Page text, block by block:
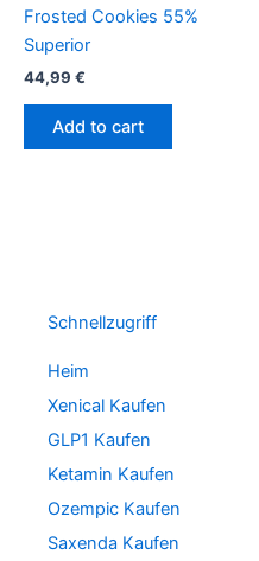
Frosted Cookies 55%
Superior
44,99 €
Add to cart
Schnellzugriff
Heim
Xenical Kaufen
GLP1 Kaufen
Ketamin Kaufen
Ozempic Kaufen
Saxenda Kaufen